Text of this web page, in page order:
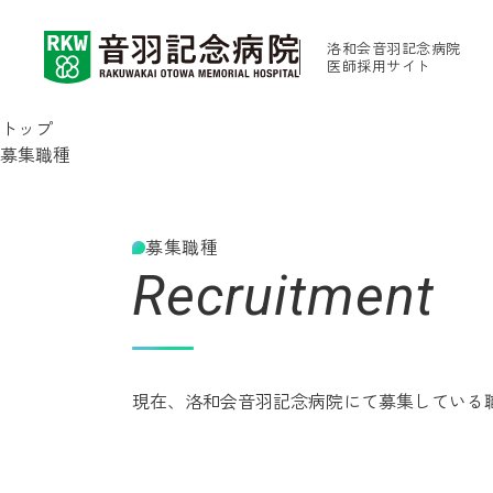
洛和会音羽記念病院
医師採用サイト
トップ
募集職種
募集職種
Recruitment
現在、洛和会音羽記念病院にて募集している